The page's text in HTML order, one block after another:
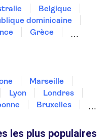
La Seine
de la Romanité
Belgique
dominicaine
Grèce
Marseille
Lyon
Londres
Bruxelles
Montpellier
les plus populaires